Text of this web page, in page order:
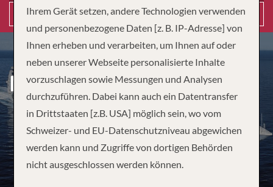
Suchen
MITTELMEER AB MALAGA
Ihrem Gerät setzen, andere Technologien verwenden
und personenbezogene Daten [z. B. IP-Adresse] von
Ihnen erheben und verarbeiten, um Ihnen auf oder
neben unserer Webseite personalisierte Inhalte
vorzuschlagen sowie Messungen und Analysen
durchzuführen. Dabei kann auch ein Datentransfer
in Drittstaaten [z.B. USA] möglich sein, wo vom
Schweizer- und EU-Datenschutzniveau abgewichen
werden kann und Zugriffe von dortigen Behörden
nicht ausgeschlossen werden können.